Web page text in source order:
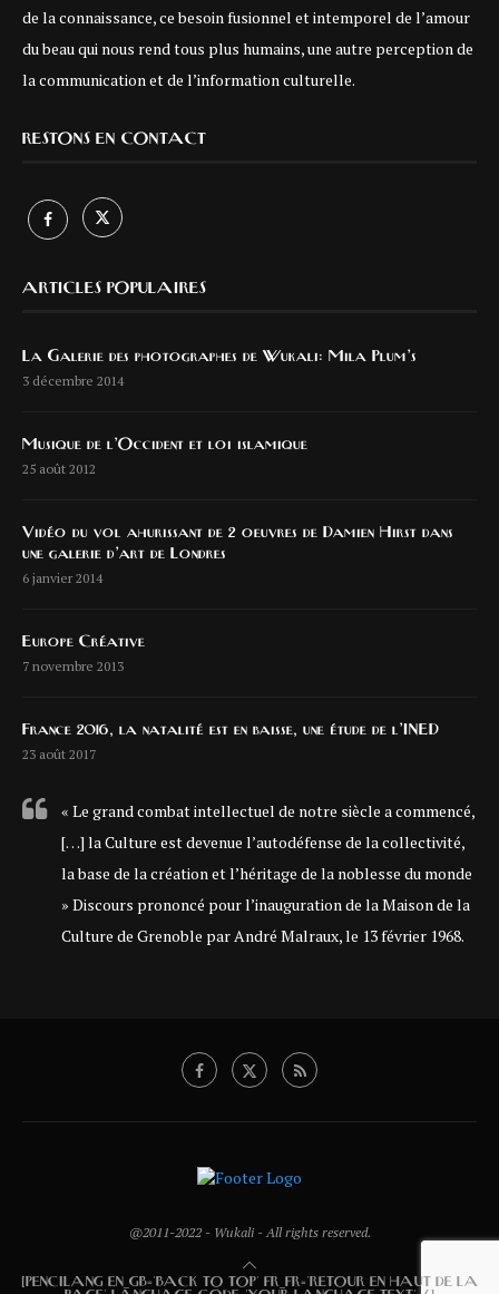
de la connaissance, ce besoin fusionnel et intemporel de l’amour
du beau qui nous rend tous plus humains, une autre perception de
la communication et de l’information culturelle.
RESTONS EN CONTACT
ARTICLES POPULAIRES
La Galerie des photographes de Wukali: Mila Plum’s
3 décembre 2014
Musique de l’Occident et loi islamique
25 août 2012
Vidéo du vol ahurissant de 2 oeuvres de Damien Hirst dans
une galerie d’art de Londres
6 janvier 2014
Europe Créative
7 novembre 2013
France 2016, la natalité est en baisse, une étude de l’INED
23 août 2017
« Le grand combat intellectuel de notre siècle a commencé,
[…] la Culture est devenue l’autodéfense de la collectivité,
la base de la création et l’héritage de la noblesse du monde
» Discours prononcé pour l’inauguration de la Maison de la
Culture de Grenoble par André Malraux, le 13 février 1968.
@2011-2022 - Wukali - All rights reserved.
[PENCILANG EN_GB='BACK TO TOP' FR_FR='RETOUR EN HAUT DE LA